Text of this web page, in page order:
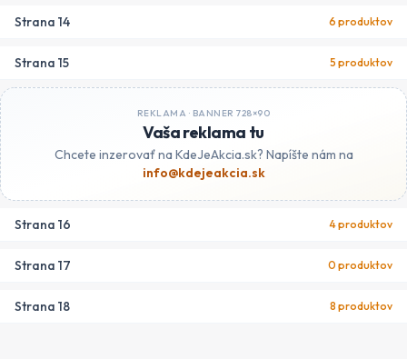
Strana 14 6 produktov
Strana 15 5 produktov
REKLAMA · BANNER 728×90
Vaša reklama tu
Chcete inzerovať na KdeJeAkcia.sk? Napíšte nám na
info@kdejeakcia.sk
Strana 16 4produktov
Strana 17 0 produktov
Strana 18 8 produktov